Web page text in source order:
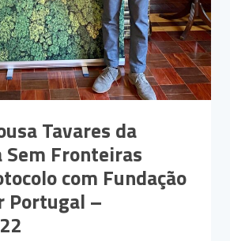
Tavares da
Fronteiras
com Fundação
Portugal –